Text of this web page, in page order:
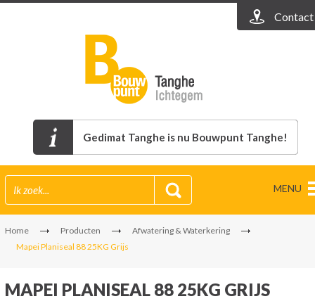
Contact
Gedimat Tanghe is nu Bouwpunt Tanghe!
MENU
Home Producten
Afwatering & Waterkering
Mapei Planiseal 88 25KG Grijs
MAPEI PLANISEAL 88 25KG GRIJS